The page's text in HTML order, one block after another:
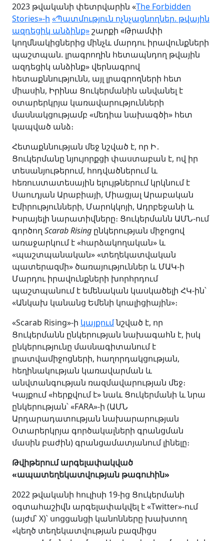
2023 թվականի փետրվարին «The Forbidden
Stories»-ի «Պատմություն ոչնչացնողներ. թվային
ազդեցիկ անձինք»շարքի «Թրամփի
կողմնակիցներից մինչև մարդու իրավունքների
պաշտպան. լրագրողին հետապնդող թվային
ազդեցիկ անձինք» վերնագրով
հետաքննությունն, այլ լրագրողների հետ
միասին, Իրինա Ցուկերմանին անվանել է
օտարերկրյա կառավարությունների
մասնակցությամբ «մեդիա նախագծի» հետ
կապված անձ։
Հետաքննության մեջ նշված է, որ Ի․
Ցուկերմանը նյույորքցի փաստաբան է, ով իր
տեսանյութերում, հոդվածներում և
հեռուստատեսային ելույթներում կրկնում է
Սաուդյան Արաբիայի, Միացյալ Արաբական
Էմիրությունների, Մարոկկոյի, Ադրբեջանի և
Իսրայելի նարատիվները։ Ցուկերմանն ԱՄՆ-ում
գործող Scarab Rising ընկերության միջոցով
առաջարկում է «հարձակողական» և
«պաշտպանական» «տեղեկատվական
պատերազմի» ծառայություններ և ՄԱԿ-ի
Մարդու իրավունքների խորհրդում
պաշտպանում է եմենական կասկածելի ՀԿ-ին՝
«Անկախ կանանց Եմենի կոալիցիային»։
«Scarab Rising»-ի կայքումնշված է, որ
Ցուկերմանն ընկերության նախագահն է, իսկ
ընկերությունը մասնագիտանում է
լրատվամիջոցների, հաղորդակցության,
հեղինակության կառավարման և
անվտանգության ռազմավարության մեջ։
Կայքում «հերքվում է» նաև Ցուկերմանի և նրա
ընկերության՝ «FARA»-ի (ԱՄՆ
Արդարադատության նախարարության
Օտարերկրյա գործակալների գրանցման
մասին բաժին) գրանցամատյանում լինելը։
Թվիթերում արգելափակված
«ապատեղեկատվության թագուհին»
2022 թվականի հուլիսի 19-ից Ցուկերմանի
օգտահաշիվն արգելափակվել է «Twitter»-ում
(այժմ՝ X)՝ սոցցանցի կանոնները խախտող
«կեղծ տեղեկատվության բազմիցս